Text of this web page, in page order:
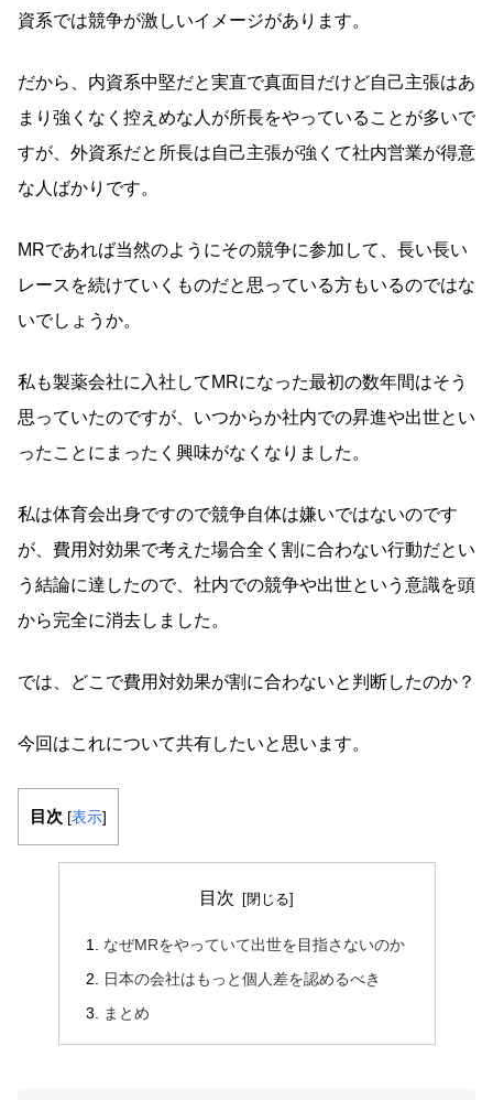
資系では競争が激しいイメージがあります。
だから、内資系中堅だと実直で真面目だけど自己主張はあ
まり強くなく控えめな人が所長をやっていることが多いで
すが、外資系だと所長は自己主張が強くて社内営業が得意
な人ばかりです。
MRであれば当然のようにその競争に参加して、長い長い
レースを続けていくものだと思っている方もいるのではな
いでしょうか。
私も製薬会社に入社してMRになった最初の数年間はそう
思っていたのですが、いつからか社内での昇進や出世とい
ったことにまったく興味がなくなりました。
私は体育会出身ですので競争自体は嫌いではないのです
が、費用対効果で考えた場合全く割に合わない行動だとい
う結論に達したので、社内での競争や出世という意識を頭
から完全に消去しました。
では、どこで費用対効果が割に合わないと判断したのか？
今回はこれについて共有したいと思います。
目次 [表示]
目次
なぜMRをやっていて出世を目指さないのか
日本の会社はもっと個人差を認めるべき
まとめ